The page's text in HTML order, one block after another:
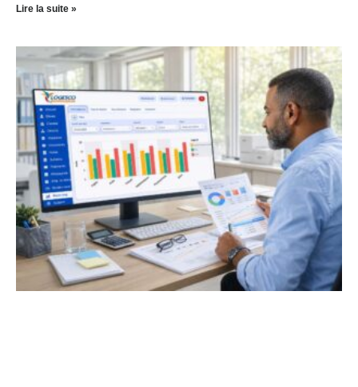
Lire la suite »